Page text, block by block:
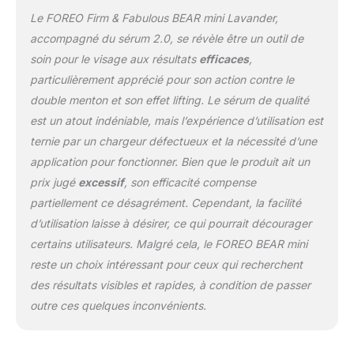
micro courant visage
selon la résistance de la
peau, garantissant un
confort et une sécurité
optimaux à chaque
utilisation RÉSULTATS
SUPÉRIEURS - Utilisez le
gel conducteur et le
hyaluronique pour vous
protéger des radicaux
libres, renforcer la
barrière cutanée et
peau
Le FOREO Firm & Fabulous BEAR mini Lavander,
accompagné du sérum 2.0, se révèle être un outil de
soin pour le visage aux résultats efficaces,
particulièrement apprécié pour son action contre le
double menton et son effet lifting. Le sérum de qualité
est un atout indéniable, mais l’expérience d’utilisation est
ternie par un chargeur défectueux et la nécessité d’une
application pour fonctionner. Bien que le produit ait un
prix jugé excessif, son efficacité compense
partiellement ce désagrément. Cependant, la facilité
d’utilisation laisse à désirer, ce qui pourrait décourager
certains utilisateurs. Malgré cela, le FOREO BEAR mini
reste un choix intéressant pour ceux qui recherchent
des résultats visibles et rapides, à condition de passer
outre ces quelques inconvénients.